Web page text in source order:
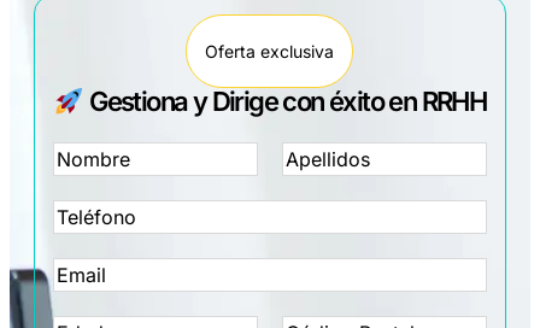
Oferta exclusiva
Gestiona y Dirige con éxito en RRHH